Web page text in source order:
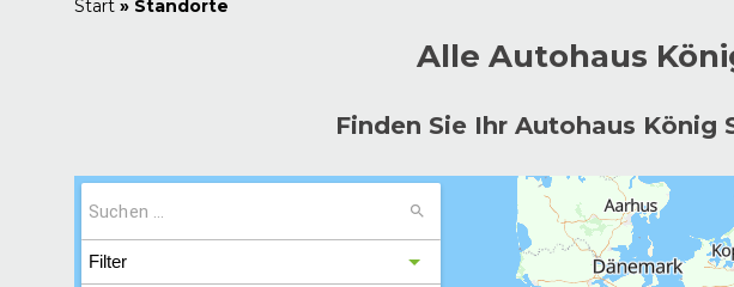
Start » Standorte
Alle Autohaus
Finden Sie Ihr Autohaus
Filter